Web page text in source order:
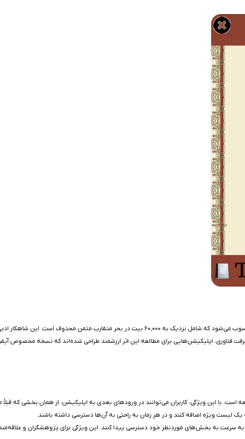
شاهنامه، اثر جاودان حکیم ابوالقاسم فردوسی، یکی از بزرگ‌ترین و برجسته‌ترین منظومه‌های حماسی جهان محسوب می‌شود که شامل
فناوری، اپلیکیشن‌هایی برای مطالعه این اثر ارزشمند طراحی شده‌اند که نسخه مخصوص
است. با این ویژگی، کاربران می‌توانند در ورودهای بعدی به اپلیکیشن، از همان بخشی که قبلاً
لیست ویژه اضافه کنند و در هر زمان به راحتی به آن‌ها دسترسی داشته باشند.
سرعت به بخش‌های موردنظر خود دسترسی پیدا کنند. این ویژگی برای پژوهشگران و